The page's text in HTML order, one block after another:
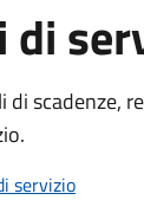
di
di scadenze,
servizio